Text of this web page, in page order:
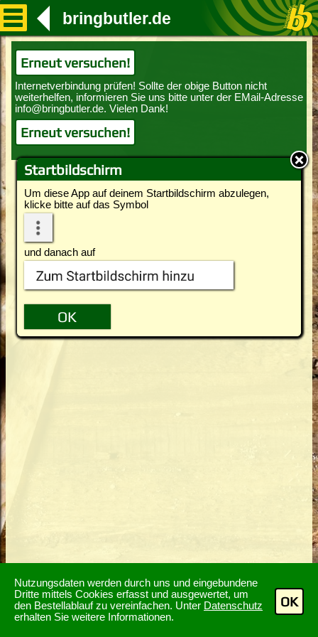
Nutzungsdaten werden durch uns und eingebundene
Dritte mittels Cookies erfasst und ausgewertet, um
den Bestellablauf zu vereinfachen. Unter Datenschutz
erhalten Sie weitere Informationen.
OK
Startbildschirm
Um diese App auf deinem Startbildschirm abzulegen,
klicke bitte auf das Symbol
und danach auf
bringbutler.de
Erneut versuchen!
Erneut versuchen!